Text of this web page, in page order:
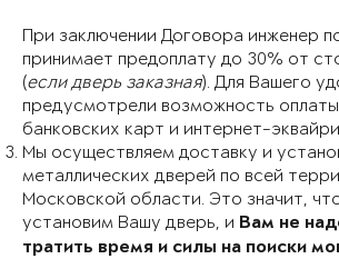
При заключении Договора инженер
принимает предоплату до 30% от
(если дверь заказная). Для Вашего
предусмотрели возможность
банковских карт и интернет-
Мы осуществляем доставку и
металлических дверей по всей
Московской области. Это значит,
установим Вашу дверь, и Вам не
тратить время и силы на поиски